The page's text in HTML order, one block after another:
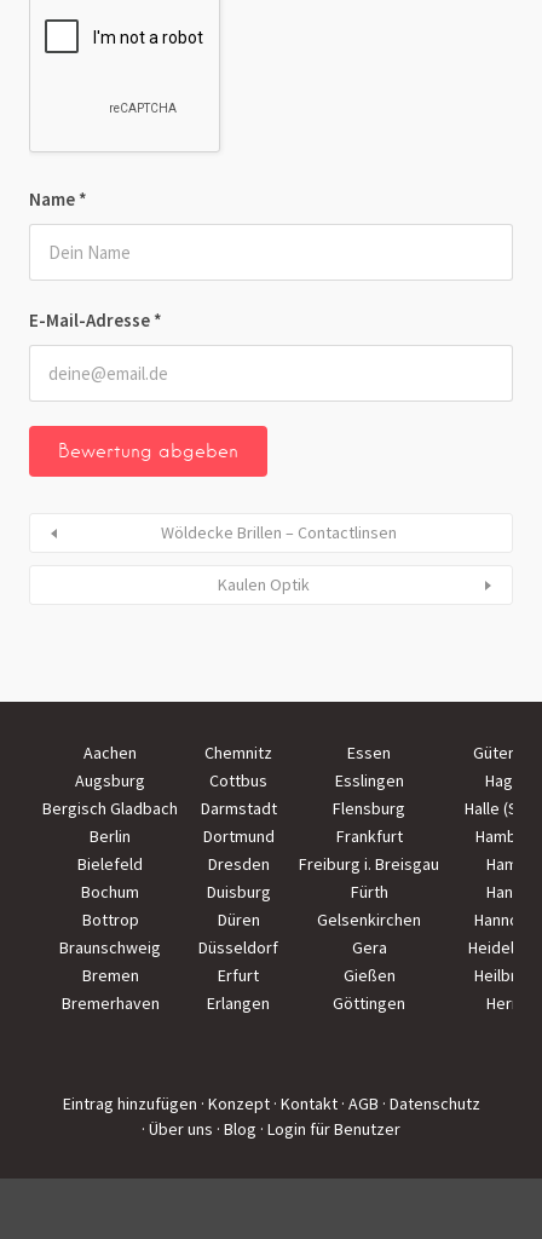
Name *
E-Mail-Adresse *
Wöldecke Brillen – Contactlinsen
Kaulen Optik
Aachen Chemnitz Essen
Augsburg
Cottbus Esslingen
Hagen
Bergisch Gladbach
Darmstadt Flensburg
Halle
Berlin
Dortmund Frankfurt
Hamburg
Bielefeld
Dresden Freiburg i. Breisgau
Hamm
Bochum
Duisburg Fürth
Hanau
Bottrop
Düren Gelsenkirchen
Hannover
Braunschweig
Düsseldorf Gera
Bremen
Erfurt Gießen
Heilbronn
Bremerhaven
Erlangen Göttingen Herne
Eintrag hinzufügen · Konzept · Kontakt · AGB · Datenschutz
· Über uns · Blog · Login für Benutzer